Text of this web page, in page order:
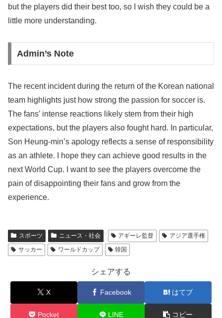
but the players did their best too, so I wish they could be a
little more understanding.
Admin’s Note
The recent incident during the return of the Korean national
team highlights just how strong the passion for soccer is.
The fans’ intense reactions likely stem from their high
expectations, but the players also fought hard. In particular,
Son Heung-min’s apology reflects a sense of responsibility
as an athlete. I hope they can achieve good results in the
next World Cup. I want to see the players overcome the
pain of disappointing their fans and grow from the
experience.
スポーツ ニュース・社会 アギーレ監督
アジア選手権
サッカー
ワールドカップ 韓国
シェアする
X Facebook はてブ
Pocket LINE コピー